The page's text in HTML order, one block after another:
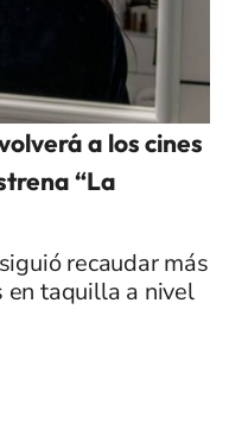
a los cines
“La
recaudar más
taquilla a nivel